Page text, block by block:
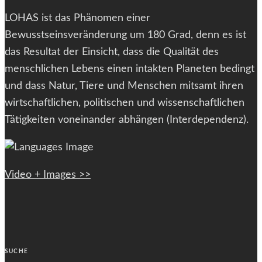
LOHAS ist das Phänomen einer
Bewusstseinsveränderung um 180 Grad, denn es ist
das Resultat der Einsicht, dass die Qualität des
menschlichen Lebens einen intakten Planeten bedingt
und dass Natur, Tiere und Menschen mitsamt ihren
wirtschaftlichen, politischen und wissenschaftlichen
Tätigkeiten voneinander abhängen (Interdependenz).
Video + Images >>
SUCHE